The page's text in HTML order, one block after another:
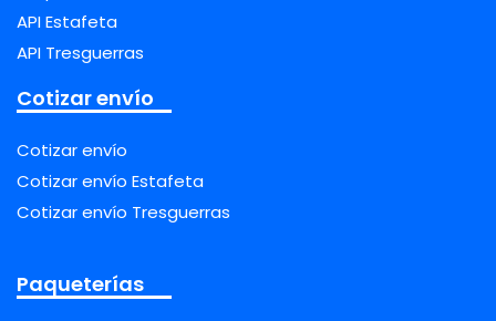
API Estafeta
API Tresguerras
Cotizar envío
Cotizar envío
Cotizar envío Estafeta
Cotizar envío Tresguerras
Paqueterías